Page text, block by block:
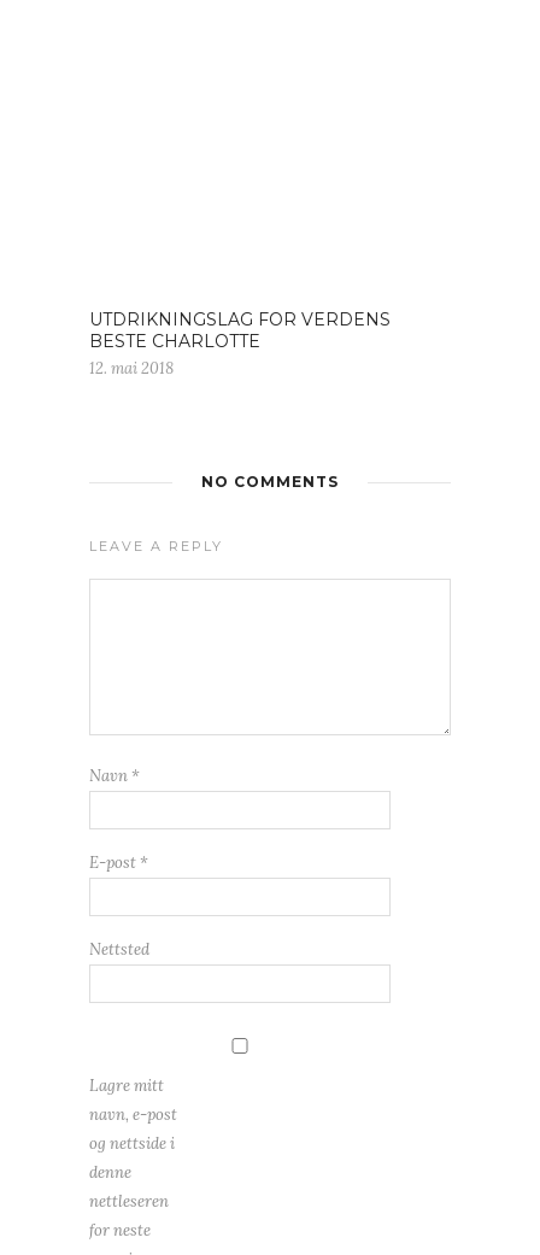
UTDRIKNINGSLAG FOR VERDENS
BESTE CHARLOTTE
12. mai 2018
NO COMMENTS
LEAVE A REPLY
Navn *
E-post *
Nettsted
Lagre mitt
navn, e-post
og nettside i
denne
nettleseren
for neste